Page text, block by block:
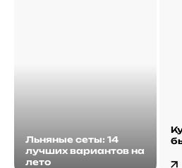
Льняные сеты: 14
лучших вариантов на
лето